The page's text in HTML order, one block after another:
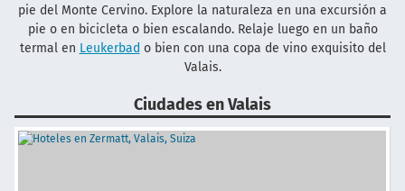
pie del Monte Cervino. Explore la naturaleza en una excursión a
pie o en bicicleta o bien escalando. Relaje luego en un baño
termal en Leukerbad o bien con una copa de vino exquisito del
Valais.
Ciudades en Valais